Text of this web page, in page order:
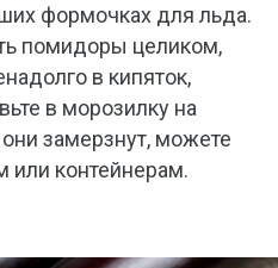
формочках для льда.
помидоры целиком,
в кипяток,
в морозилку на
замерзнут, можете
или контейнерам.